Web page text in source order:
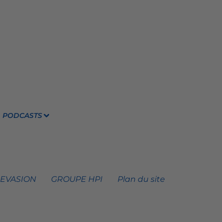
PODCASTS
GROUPE HPI Plan du site